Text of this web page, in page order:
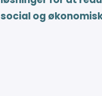
social og